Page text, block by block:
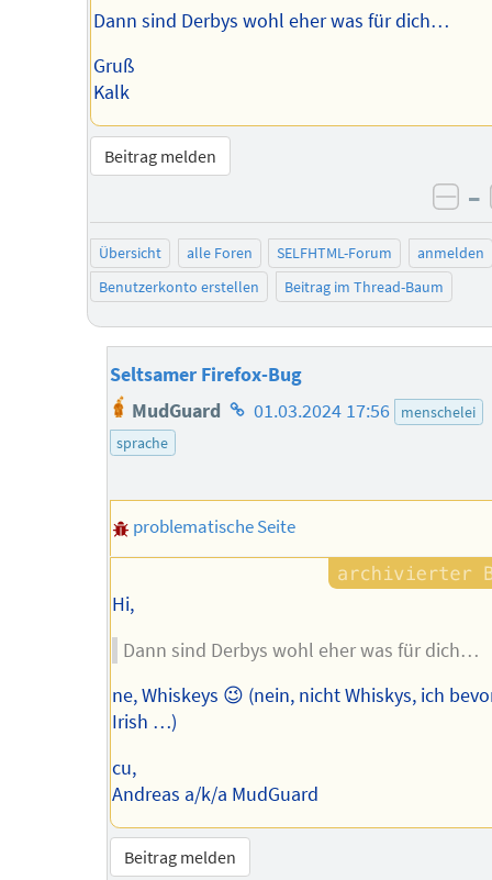
Dann sind Derbys wohl eher was für dich…
Gruß
Kalk
Beitrag melden
–
Übersicht alle Foren SELFHTML-Forum
anmelden
Benutzerkonto erstellen
Beitrag im Thread-Baum
Seltsamer Firefox-Bug
MudGuard Homepage
01.03.2024 17:56
menschelei
sprache
problematische Seite
Hi,
Dann sind Derbys wohl eher was für dich…
ne, Whiskeys 😉 (nein, nicht Whiskys, ich
Irish …)
cu,
Andreas a/k/a MudGuard
Beitrag melden